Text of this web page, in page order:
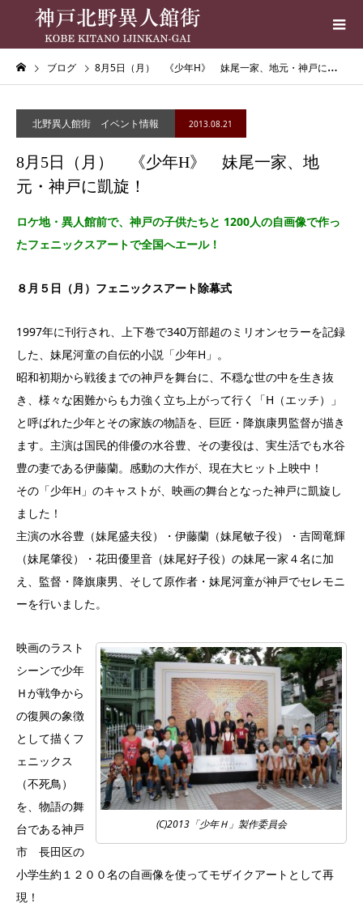
ブログ 8月5日（月） 《少年H》 妹尾一家、地元・神戸に凱旋！
北野異人館街 イベント情報 2013.08.21
8月5日（月） 《少年H》 妹尾一家、地
元・神戸に凱旋！
ロケ地・異人館前で、神戸の子供たちと 1200人の自画像で作っ
たフェニックスアートで全国へエール！
８月５日（月）フェニックスアート除幕式
1997年に刊行され、上下巻で340万部超のミリオンセラーを記録
した、妹尾河童の自伝的小説「少年H」。
昭和初期から戦後までの神戸を舞台に、不穏な世の中を生き抜
き、様々な困難からも力強く立ち上がって行く「H（エッチ）」
と呼ばれた少年とその家族の物語を、巨匠・降旗康男監督が描き
ます。主演は国民的俳優の水谷豊、その妻役は、実生活でも水谷
豊の妻である伊藤蘭。感動の大作が、現在大ヒット上映中！
その「少年H」のキャストが、映画の舞台となった神戸に凱旋し
ました！
主演の水谷豊（妹尾盛夫役）・伊藤蘭（妹尾敏子役）・吉岡竜輝
（妹尾肇役）・花田優里音（妹尾好子役）の妹尾一家４名に加
え、監督・降旗康男、そして原作者・妹尾河童が神戸でセレモニ
ーを行いました。
(C)2013「少年Ｈ」製作委員会
映画のラスト
シーンで少年
Ｈが戦争から
の復興の象徴
として描くフ
ェニックス
（不死鳥）
を、物語の舞
台である神戸
市 長田区の
小学生約１２００名の自画像を使ってモザイクアートとして再
現！